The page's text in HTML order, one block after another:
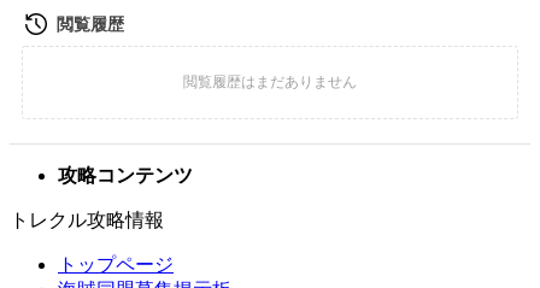
攻略コンテンツ
トレクル攻略情報
トップページ